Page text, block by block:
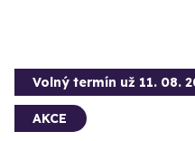
Volný termín už 11. 08.
AKCE